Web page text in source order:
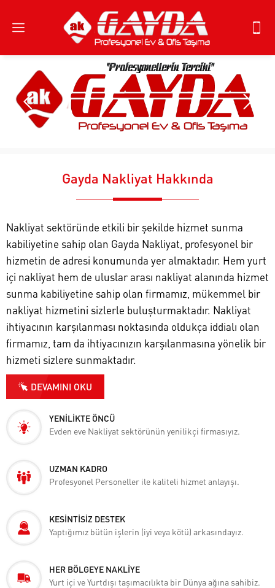
Gayda Nakliyat Hakkında
Nakliyat sektöründe etkili bir şekilde hizmet sunma
kabiliyetine sahip olan Gayda Nakliyat, profesyonel bir
hizmetin de adresi konumunda yer almaktadır. Hem yurt
içi nakliyat hem de uluslar arası nakliyat alanında hizmet
sunma kabiliyetine sahip olan firmamız, mükemmel bir
nakliyat hizmetini sizlerle buluşturmaktadır. Nakliyat
ihtiyacının karşılanması noktasında oldukça iddialı olan
firmamız, tam da ihtiyacınızın karşılanmasına yönelik bir
hizmeti sizlere sunmaktadır.
DEVAMINI OKU
YENİLİKTE ÖNCÜ
Evden eve Nakliyat sektörünün yenilikçi firmasıyız.
UZMAN KADRO
Profesyonel Personeller ile kaliteli hizmet anlayışı.
KESİNTİSİZ DESTEK
Yaptığımız bütün işlerin (iyi veya kötü) arkasındayız.
HER BÖLGEYE NAKLİYE
Yurt içi ve Yurtdışı taşımacılıkta bir Dünya ağına sahibiz.